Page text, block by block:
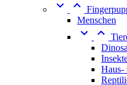
 
Menschen
 
Haus-